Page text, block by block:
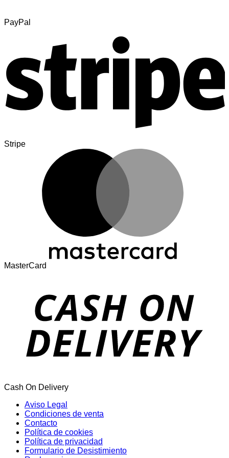
PayPal
Stripe
MasterCard
Cash On Delivery
Aviso Legal
Condiciones de venta
Contacto
Política de cookies
Política de privacidad
Formulario de Desistimiento